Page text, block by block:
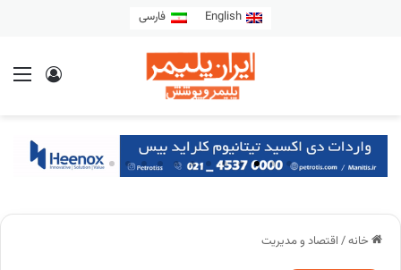
English فارسی
خانه/ اقتصاد و مدیریت